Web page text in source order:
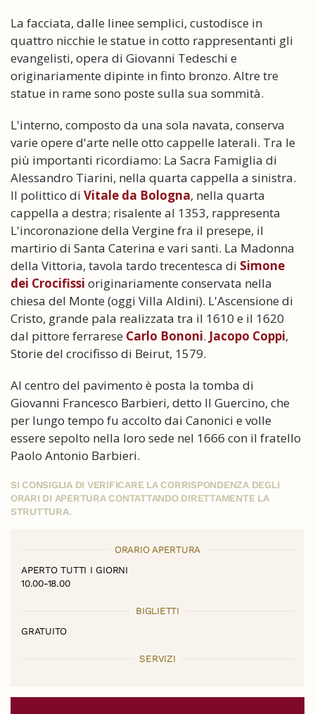
La facciata, dalle linee semplici, custodisce in
quattro nicchie le statue in cotto rappresentanti gli
evangelisti, opera di Giovanni Tedeschi e
originariamente dipinte in finto bronzo. Altre tre
statue in rame sono poste sulla sua sommità.
L'interno, composto da una sola navata, conserva
varie opere d'arte nelle otto cappelle laterali. Tra le
più importanti ricordiamo: La Sacra Famiglia di
Alessandro Tiarini, nella quarta cappella a sinistra.
Il polittico di Vitale da Bologna, nella quarta
cappella a destra; risalente al 1353, rappresenta
L'incoronazione della Vergine fra il presepe, il
martirio di Santa Caterina e vari santi. La Madonna
della Vittoria, tavola tardo trecentesca di Simone
dei Crocifissi originariamente conservata nella
chiesa del Monte (oggi Villa Aldini). L'Ascensione di
Cristo, grande pala realizzata tra il 1610 e il 1620
dal pittore ferrarese Carlo Bononi. Jacopo Coppi,
Storie del crocifisso di Beirut, 1579.
Al centro del pavimento è posta la tomba di
Giovanni Francesco Barbieri, detto Il Guercino, che
per lungo tempo fu accolto dai Canonici e volle
essere sepolto nella loro sede nel 1666 con il fratello
Paolo Antonio Barbieri.
SI CONSIGLIA DI VERIFICARE LA CORRISPONDENZA DEGLI
ORARI DI APERTURA CONTATTANDO DIRETTAMENTE LA
STRUTTURA.
ORARIO APERTURA
APERTO TUTTI I GIORNI
10.00-18.00
BIGLIETTI
GRATUITO
SERVIZI